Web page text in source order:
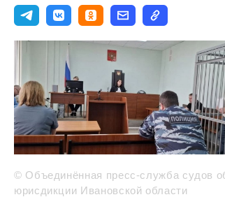
© Объединённая пресс-служба судов
юрисдикции Ивановской области